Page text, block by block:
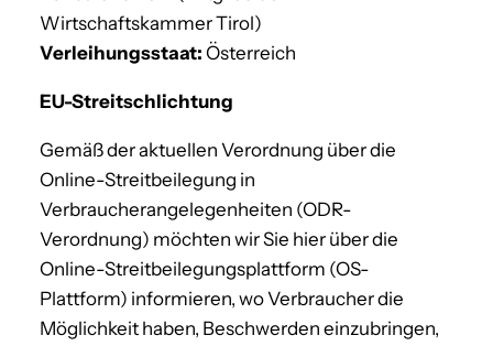
Wirtschaftskammer Tirol)
Verleihungsstaat: Österreich
EU-Streitschlichtung
Gemäß der aktuellen Verordnung über die
Online-Streitbeilegung in
Verbraucherangelegenheiten (ODR-
Verordnung) möchten wir Sie hier über die
Online-Streitbeilegungsplattform (OS-
Plattform) informieren, wo Verbraucher die
Möglichkeit haben, Beschwerden einzubringen,